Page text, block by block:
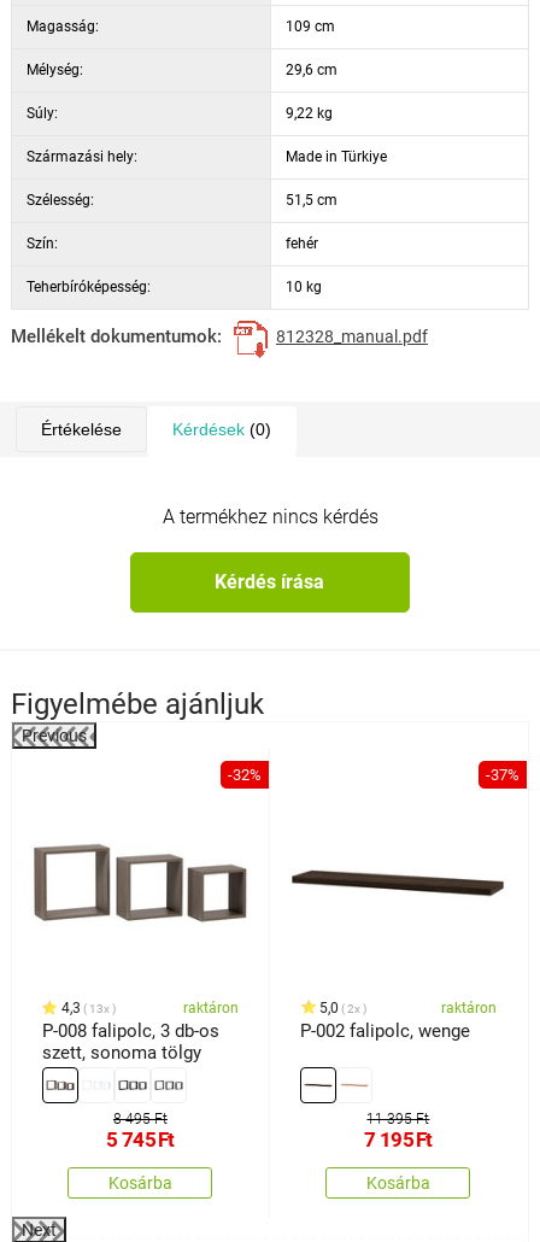
Magasság: 109 cm
Mélység: 29,6 cm
Súly: 9,22 kg
Származási hely: Made in Türkiye
Szélesség: 51,5 cm
Szín: fehér
Teherbíróképesség: 10 kg
Mellékelt dokumentumok: 812328_manual.pdf
Értékelése Kérdések(0)
A termékhez nincs kérdés
Kérdés írása
Figyelmébe ajánljuk
Previous
-32%
4,3 13x raktáron
P-008 falipolc, 3 db-os
szett, sonoma tölgy
8 495 Ft
5 745Ft
Kosárba
-37%
5,0 2x raktáron
P-002 falipolc, wenge
11 395 Ft
7 195Ft
Kosárba
Next